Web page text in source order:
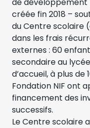
créée fin 2018 –
du Centre scolaire
dans les frais
externes : 60
secondaire au
d’accueil, à plus de
Fondation NIF ont
financement des
successifs.
Le Centre scolaire